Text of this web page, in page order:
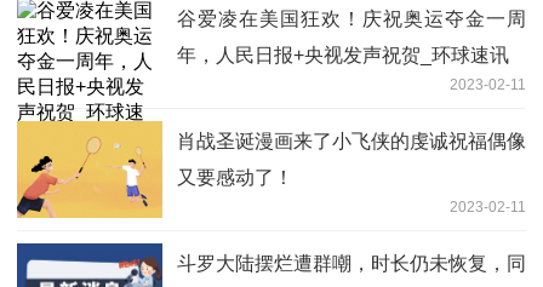
谷爱凌在美国狂欢！庆祝奥运夺金一周
年，人民日报+央视发声祝贺_环球速讯
2023-02-11
肖战圣诞漫画来了小飞侠的虔诚祝福偶像
又要感动了！
2023-02-11
斗罗大陆摆烂遭群嘲，时长仍未恢复，同